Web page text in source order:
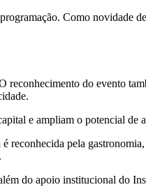
Como novidade
do evento
e ampliam o potencial de
pela
do apoio institucional do